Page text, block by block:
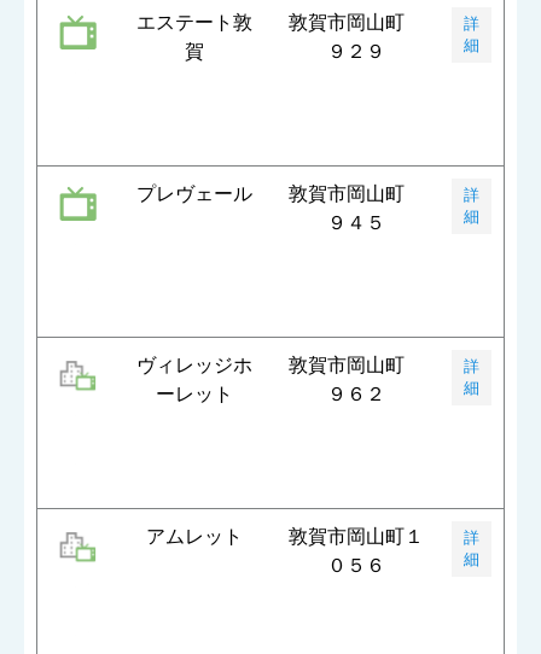
エステート敦
賀
敦賀市岡山町
９２９
詳
細
プレヴェール
敦賀市岡山町
９４５
詳
細
ヴィレッジホ
ーレット
敦賀市岡山町
９６２
詳
細
アムレット
敦賀市岡山町１
０５６
詳
細